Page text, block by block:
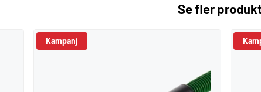
Se fler
Kampanj